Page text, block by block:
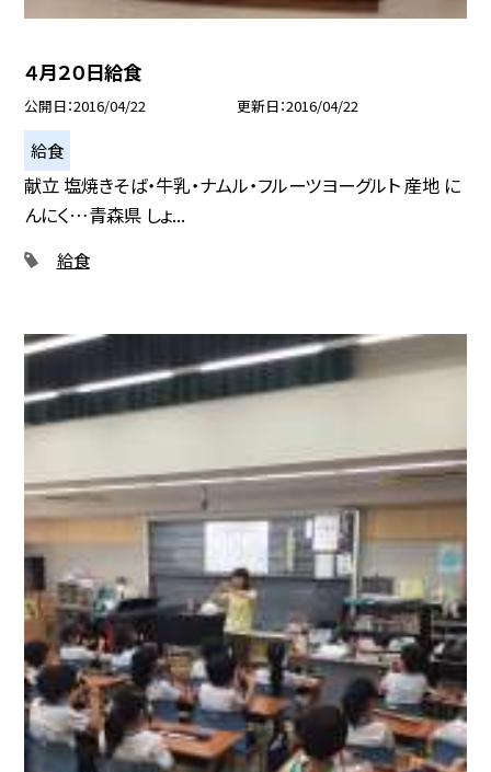
４月２０日給食
公開日 2016/04/22 更新日 2016/04/22
給食
献立 塩焼きそば・牛乳・ナムル・フルーツヨーグルト 産地 に
んにく…青森県 しょ...
給食